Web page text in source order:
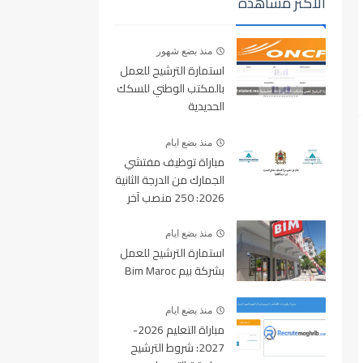
منذ بضع شهور
استمارة الترشيح للعمل
بالمكتب الوطني للسكك
الحديدية
منذ بضع ايام
مباراة توظيف مفتشي
الجمارك من الدرجة الثانية
2026: 250 منصب آخر
2026منذ بضع ايام
استمارة الترشيح للعمل
بشركة بيم Bim Maroc
منذ بضع ايام
مباراة التعليم 2026-
2027: شروط الترشيح